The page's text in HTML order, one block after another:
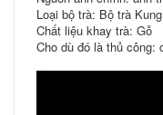
Loại bộ trà: Bộ trà
Chất liệu khay trà: Gỗ
Cho dù đó là thủ công: